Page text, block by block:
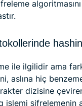
ile ilgilidir ama
aslına hiç
dizisine
işlemi şifrelemenin